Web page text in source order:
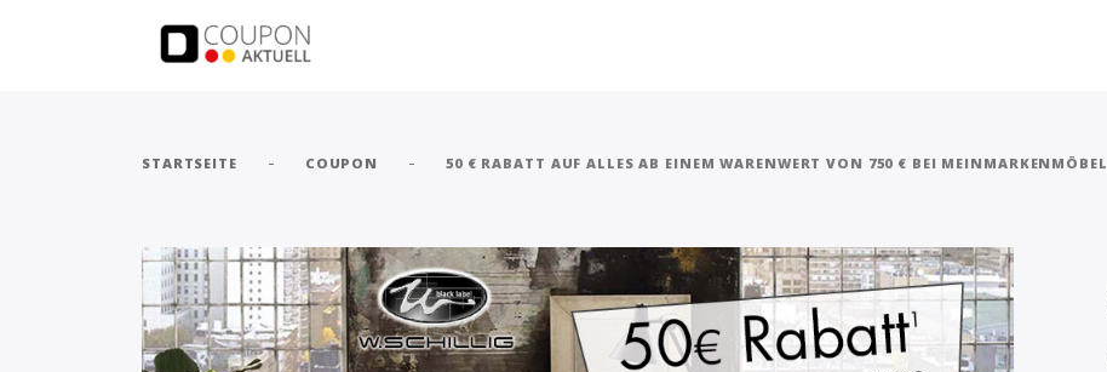
STARTSEITE - COUPON - 50 € RABATT AUF ALLES AB EINEM WARENWERT VON 750 € BEI MEINMARKENMÖBEL